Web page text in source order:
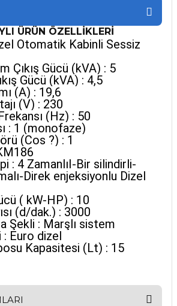
ÜRÜN ÖZELLİKLERİ
Otomatik Kabinli Sessiz
Çıkış Gücü (kVA) : 5
Gücü (kVA) : 4,5
(A) : 19,6
(V) : 230
(Hz) : 50
: 1 (monofaze)
(Cos ?) : 1
: 4 ZamanlıI-Bir silindirli-
Direk enjeksiyonlu Dizel
( kW-HP) : 10
(d/dak.) : 3000
Şekli : Marşlı sistem
: Euro dizel
Kapasitesi (Lt) : 15